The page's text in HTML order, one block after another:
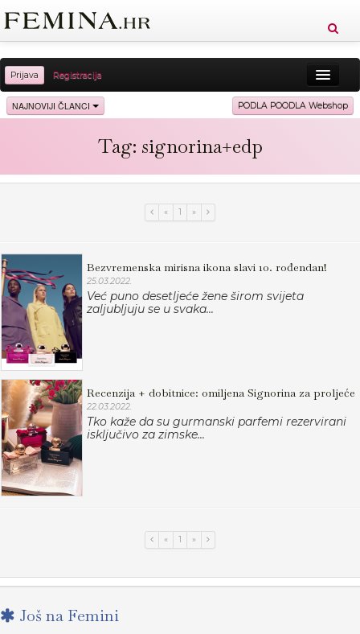
Prijava Registracija
Sreća Zdravlje Vitkost
Ljubav Putovanja
NAJNOVIJI ČLANCI PODLA POODLA Webshop
Tag: signorina+edp
« 1 »
Bezvremenska mirisna ikona slavi 10. rođendan!
25.03.2022.
Već puno desetljeće žene širom svijeta
zaljubljuju se u svaka...
Recenzija + dobitnice: omiljena Signorina za proljeće
22.03.2022.
Tko kaže da su gurmanski parfemi rezervirani
isključivo za zimske...
« 1 »
Još na Femini